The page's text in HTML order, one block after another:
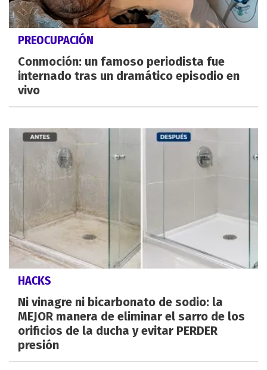
PREOCUPACIÓN
Conmoción: un famoso periodista fue
internado tras un dramático episodio en
vivo
HACKS
Ni vinagre ni bicarbonato de sodio: la
MEJOR manera de eliminar el sarro de los
orificios de la ducha y evitar PERDER
presión